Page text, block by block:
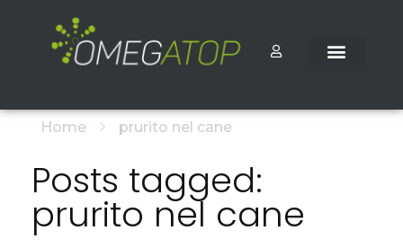
Home prurito nel cane
Posts tagged:
prurito nel cane